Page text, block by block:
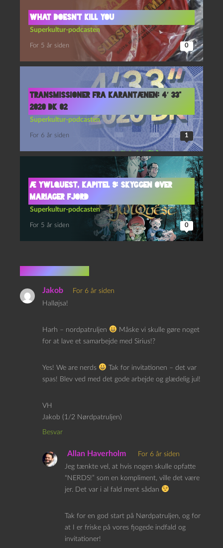
What doesn’t kill you
Superkultur-podcasten
For 5 år siden 0
Transmissioner fra karantænen: 4′ 33”
2020 DK 02
Superkultur-podcasten
For 6 år siden 1
Æ YwlQuest, kapitel 9: Skyggen over
Mariager fjord
Superkultur-podcasten
For 5 år siden 0
3 kommentarer
Jakob
For 6 år siden
Halløjsa!
Harh – nordpatruljen
Måske vi skulle gøre noget
for at lave et samarbejde med Sirius!?
Yes! We are nerds
Tak for invitationen – det var
spas! Blev ved med det gode arbejde og glædelig jul!
VH
Jakob (1/2 Nørdpatruljen)
Besvar
Allan Haverholm
For 6 år siden
Jeg tænkte vel, at hvis nogen skulle opfatte
“NERDS!” som en kompliment, ville det være
jer. Det var i al fald ment sådan
Tak for en god start på Nørdpatruljen, og for
at I er friske på vores fjogede indfald og
invitationer!